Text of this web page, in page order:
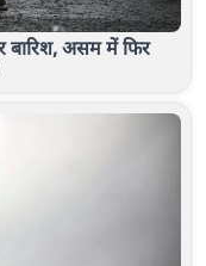
बारिश, असम में फिर